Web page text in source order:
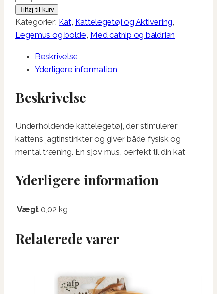
Plys
Mus
med
antal
Tilføj til kurv
Kategorier: Kat, Kattelegetøj og Aktivering,
Legemus og bolde, Med catnip og baldrian
Beskrivelse
Yderligere information
Beskrivelse
Underholdende kattelegetøj, der stimulerer
kattens jagtinstinkter og giver både fysisk og
mental træning. En sjov mus, perfekt til din kat!
Yderligere information
Vægt 0,02 kg
Relaterede varer